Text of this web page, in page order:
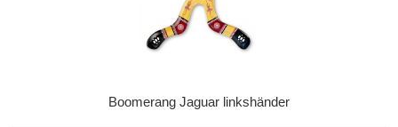
Boomerang Jaguar linkshänder